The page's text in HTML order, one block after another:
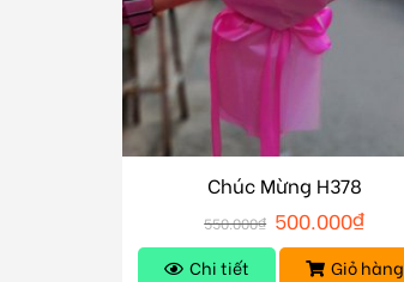
Chúc Mừng H378
550.000₫ 500.000₫
Chi tiết Giỏ hàng